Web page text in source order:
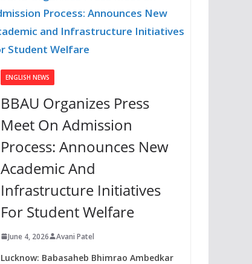
ENGLISH NEWS
BBAU Organizes Press
Meet On Admission
Process: Announces New
Academic And
Infrastructure Initiatives
For Student Welfare
June 4, 2026 Avani Patel
Lucknow: Babasaheb Bhimrao Ambedkar